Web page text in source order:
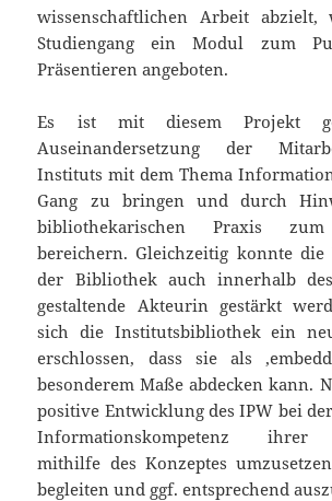
wissenschaftlichen Arbeit
Studiengang ein Modul zum
Präsentieren angeboten.
Es ist mit diesem Projekt
Auseinandersetzung der
Instituts mit dem Thema
Gang zu bringen und durch
bibliothekarischen Praxis
bereichern. Gleichzeitig konnte die
der Bibliothek auch innerhalb
gestaltende Akteurin gestärkt
sich die Institutsbibliothek ein
erschlossen, dass sie als
besonderem Maße abdecken kann.
positive Entwicklung des IPW bei
Informationskompetenz ihrer
mithilfe des Konzeptes
begleiten und ggf. entsprechend